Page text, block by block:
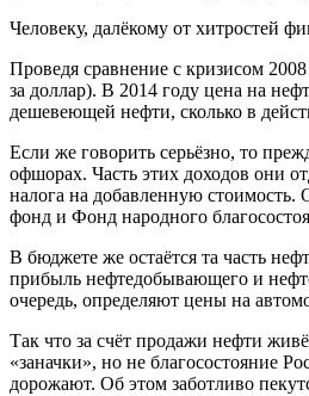
Человеку, далёкому от хитростей
Проведя сравнение с кризисом
за доллар). В 2014 году цена на
дешевеющей нефти, сколько в
Если же говорить серьёзно, то
офшорах. Часть этих доходов они
налога на добавленную
фонд и Фонд народного
В бюджете же остаётся та часть
прибыль нефтедобывающего и
очередь, определяют цены на
Так что за счёт продажи нефти
«заначки», но не благосостояние
дорожают. Об этом заботливо